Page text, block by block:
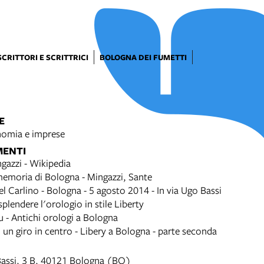
E SCRITTRICI BOLOGNA DEI FUMETTI
e imprese
- Wikipedia
di Bologna - Mingazzi, Sante
Carlino - Bologna - 5 agosto 2014 - In via Ugo Bassi
l'orologio in stile Liberty
- Antichi orologi a Bologna
giro in centro - Libery a Bologna - parte seconda
3 B, 40121 Bologna (BO)